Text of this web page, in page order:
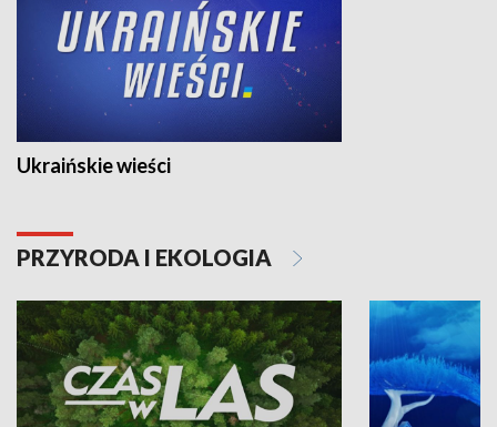
Ukraińskie wieści
PRZYRODA I EKOLOGIA